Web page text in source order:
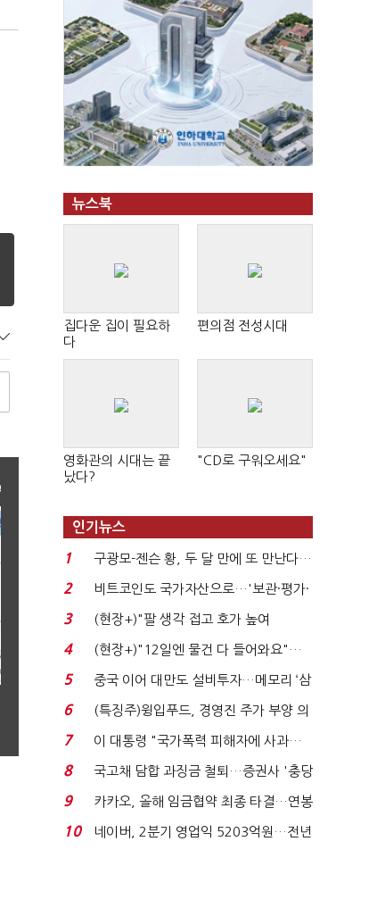
뉴스북
집다운 집이 필요하
다
편의점 전성시대
영화관의 시대는 끝
났다?
"CD로 구워오세요"
인기뉴스
1
구광모-젠슨 황, 두 달 만에 또 만난다…
로봇·AI 등 논...
2
비트코인도 국가자산으로…'보관·평가·
처분' 기준은 ...
3
(현장+)"팔 생각 접고 호가 높여
요"…'덜 똘똘한 한 채' 20...
4
(현장+)"12일엔 물건 다 들어와요"…
빈 매대 채우며 문 연 ...
5
중국 이어 대만도 설비투자…메모리 ‘삼
국전쟁’
6
(특징주)윙입푸드, 경영진 주가 부양 의
지에 상한가...
7
이 대통령 "국가폭력 피해자에 사과…
적극적 조사로 진...
8
국고채 담합 과징금 철퇴…증권사 '충당
금 폭탄' 우려...
9
카카오, 올해 임금협약 최종 타결…연봉
6.3% 인상·격려...
10
네이버, 2분기 영업익 5203억원…전년